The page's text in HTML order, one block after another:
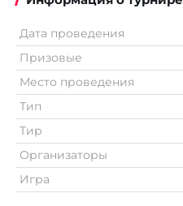
Дата проведения
Призовые
Место проведения
Тип
Тир
Организаторы
Игра